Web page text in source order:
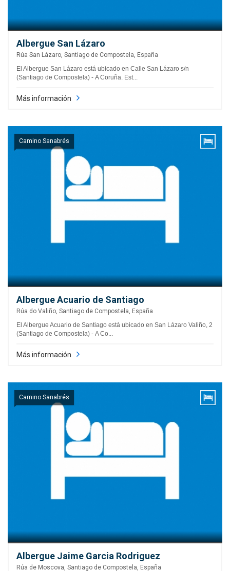
Albergue San Lázaro
Rúa San Lázaro, Santiago de Compostela, España
El Albergue San Lázaro está ubicado en Calle San Lázaro s/n
(Santiago de Compostela) - A Coruña. Est...
Más información
Camino Sanabrés
Albergue Acuario de Santiago
Rúa do Valiño, Santiago de Compostela, España
El Albergue Acuario de Santiago está ubicado en San Lázaro Valiño, 2
(Santiago de Compostela) - A Co...
Más información
Camino Sanabrés
Albergue Jaime Garcia Rodriguez
Rúa de Moscova, Santiago de Compostela, España